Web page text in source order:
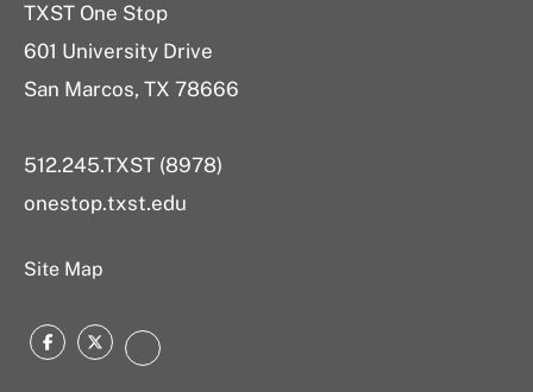
TXST One Stop
601 University Drive
San Marcos, TX 78666
512.245.TXST (8978)
onestop.txst.edu
Site Map
Facebook
TwitterInstagram